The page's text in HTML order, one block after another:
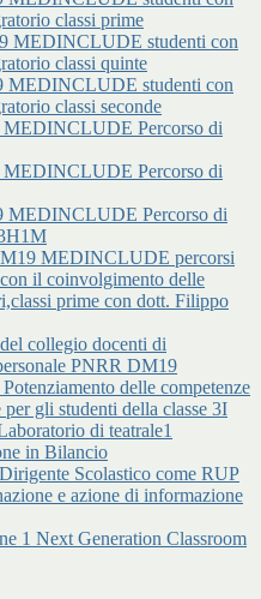
classi prime
MEDINCLUDE studenti con
classi quinte
MEDINCLUDE studenti con
classi seconde
Percorso di
Percorso di
MEDINCLUDE Percorso di
MEDINCLUDE percorsi
il coinvolgimento delle
prime con dott. Filippo
collegio docenti di
PNRR DM19
delle competenze
gli studenti della classe 3I
di teatrale1
in Bilancio
Scolastico come RUP
e azione di informazione
1 Next Generation Classroom